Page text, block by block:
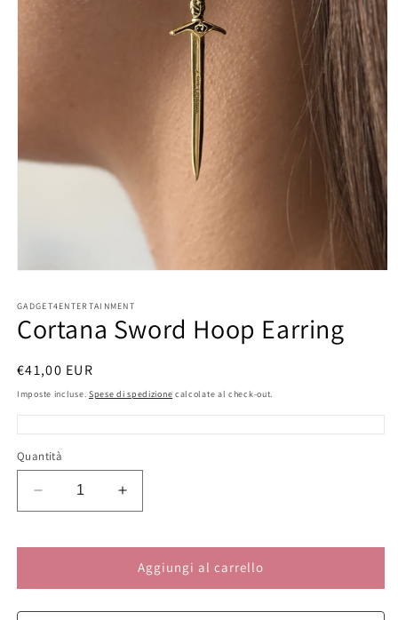
multimediali
in
finestra
GADGET4ENTERTAINMENT
Cortana Sword Hoop Earring
Prezzo
di
listino
€41,00 EUR
Imposte incluse. Spese di spedizione calcolate al check-out.
Quantità
Diminuisci
quantità
Hoop
Earring
Aumenta
quantità
Sword
Hoop
Earring
Aggiungi al carrello